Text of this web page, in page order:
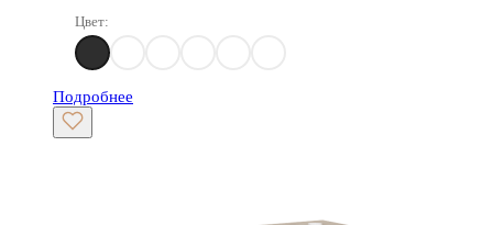
Цвет:
Денвер Светлый
Подробнее